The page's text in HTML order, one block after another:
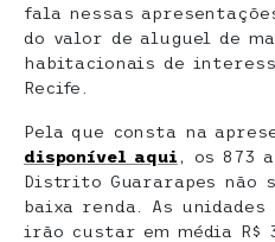
fala nessas
do valor de aluguel de
habitacionais de
Recife.
Pela que consta na
disponível aqui , os 873
Distrito Guararapes não
baixa renda. As unidades
irão custar em média R$